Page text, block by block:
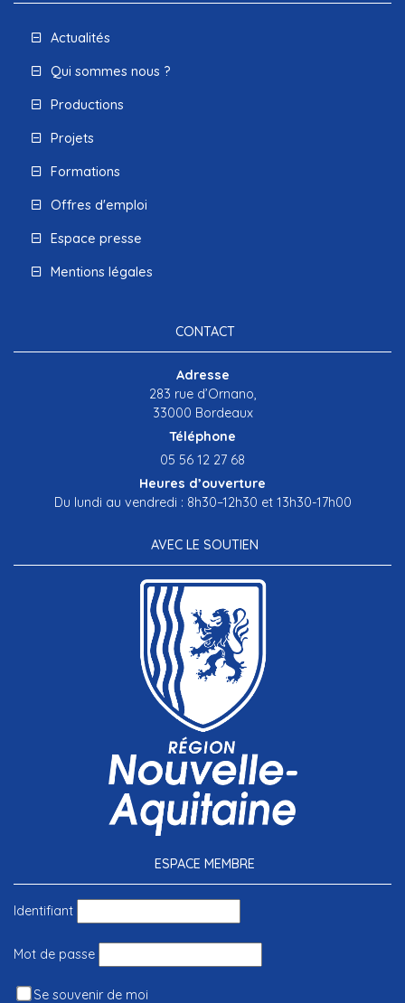
Actualités
Qui sommes nous ?
Productions
Projets
Formations
Offres d'emploi
Espace presse
Mentions légales
CONTACT
Adresse
283 rue d’Ornano,
33000 Bordeaux
Téléphone
05 56 12 27 68
Heures d’ouverture
Du lundi au vendredi : 8h30–12h30 et 13h30-17h00
AVEC LE SOUTIEN
ESPACE MEMBRE
Identifiant
Mot de passe
Se souvenir de moi